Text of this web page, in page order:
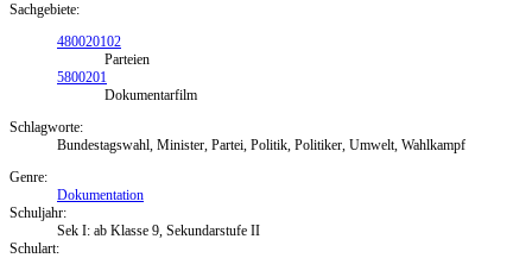
Sachgebiete:
480020102
Parteien
5800201
Dokumentarfilm
Schlagworte:
Bundestagswahl, Minister, Partei, Politik, Politiker, Umwelt, Wahlkampf
Genre:
Dokumentation
Schuljahr:
Sek I: ab Klasse 9, Sekundarstufe II
Schulart: